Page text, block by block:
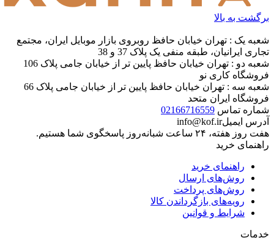
برگشت به بالا
شعبه یک : تهران خیابان حافظ روبروی بازار موبایل ایران، مجتمع
تجاری ایرانیان، طبقه منفی یک پلاک 37 و 38
شعبه دو : تهران خیابان حافظ پایین تر از خیابان جامی پلاک 106
فروشگاه کاری نو
شعبه سه : تهران خیابان حافظ پایین تر از خیابان جامی پلاک 66
فروشگاه ایران متحد
شماره تماس 02166716559
آدرس ایمیلinfo@kof.ir
هفت روز هفته، ۲۴ ساعت شبانه‌روز پاسخگوی شما هستیم.
راهنمای خرید
راهنمای خرید
روش‌های ارسال
روش‌های پرداخت
رویه‌های بازگرداندن کالا
شرایط و قوانین
خدمات